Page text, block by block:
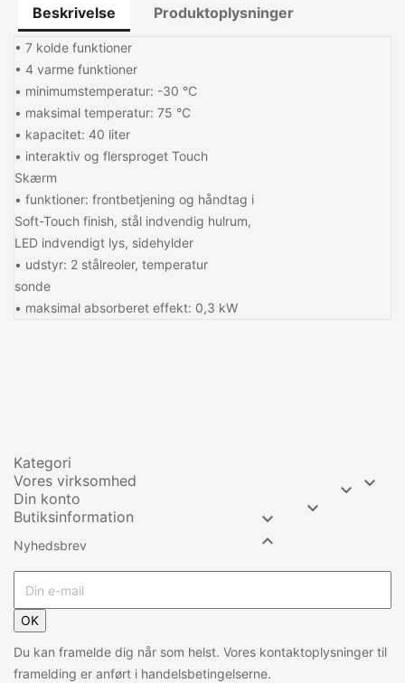
Beskrivelse Produktoplysninger
• 7 kolde funktioner
• 4 varme funktioner
• minimumstemperatur: -30 °C
• maksimal temperatur: 75 °C
• kapacitet: 40 liter
• interaktiv og flersproget Touch
Skærm
• funktioner: frontbetjening og håndtag i
Soft-Touch finish, stål indvendig hulrum,
LED indvendigt lys, sidehylder
• udstyr: 2 stålreoler, temperatur
sonde
• maksimal absorberet effekt: 0,3 kW
Kategori

Vores virksomhed 
Din konto 
Butiksinformation


Nyhedsbrev
OK
Du kan framelde dig når som helst. Vores kontaktoplysninger til
framelding er anført i handelsbetingelserne.